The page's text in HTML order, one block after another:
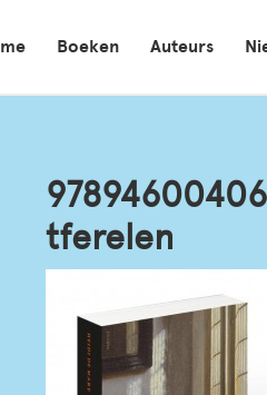
Boeken Auteurs
tferelen